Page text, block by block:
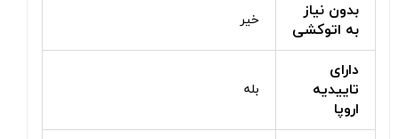
بدون نیاز
به اتوکشی
خیر
دارای
تاییدیه
اروپا
بله